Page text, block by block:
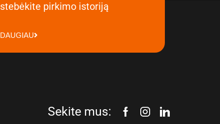
stebėkite pirkimo istoriją
DAUGIAU
Sekite mus: